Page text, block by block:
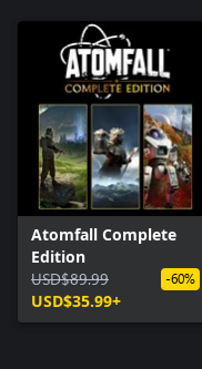
Atomfall Complete
Edition
USD$89.99
USD$35.99+
-60%